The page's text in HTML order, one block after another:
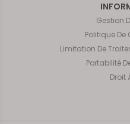
Gestion
Politique
Limitation De
Portabilité
Droit